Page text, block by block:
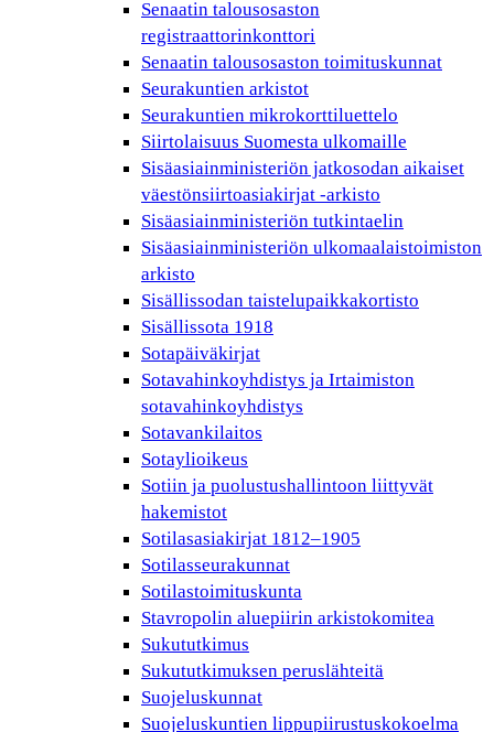
Senaatin talousosaston
registraattorinkonttori
Senaatin talousosaston toimituskunnat
Seurakuntien arkistot
Seurakuntien mikrokorttiluettelo
Siirtolaisuus Suomesta ulkomaille
Sisäasiainministeriön jatkosodan aikaiset
väestönsiirtoasiakirjat -arkisto
Sisäasiainministeriön tutkintaelin
Sisäasiainministeriön ulkomaalaistoimiston
arkisto
Sisällissodan taistelupaikkakortisto
Sisällissota 1918
Sotapäiväkirjat
Sotavahinkoyhdistys ja Irtaimiston
sotavahinkoyhdistys
Sotavankilaitos
Sotaylioikeus
Sotiin ja puolustushallintoon liittyvät
hakemistot
Sotilasasiakirjat 1812–1905
Sotilasseurakunnat
Sotilastoimituskunta
Stavropolin aluepiirin arkistokomitea
Sukututkimus
Sukututkimuksen peruslähteitä
Suojeluskunnat
Suojeluskuntien lippupiirustuskokoelma